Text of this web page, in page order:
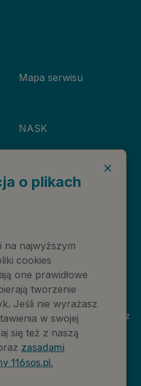
Mapa serwisu
NASK
Niebieska Linia
z budżetu państwa, przez
publicznego:
wiedzy i komunikacji –
18 884 808,00 zł.
o plikach
na najwyższym
cookies
one prawidłowe
tworzenie
Jeśli nie wyrażasz
w swojej
się też z naszą
zasadami
116sos.pl.